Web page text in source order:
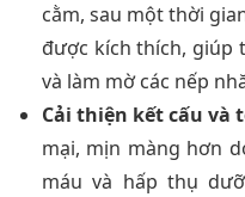
cằm, sau một thời
được kích thích, giúp
và làm mờ các nếp
Cải thiện kết cấu và
mại, mịn màng hơn
máu và hấp thụ